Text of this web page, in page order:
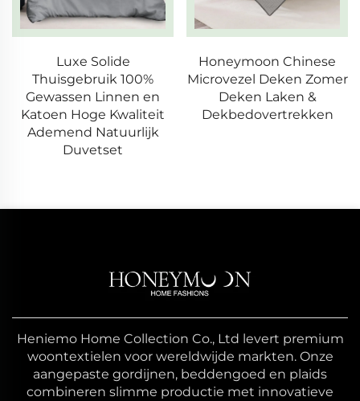
Honeymoon Chinese
Microvezel Deken Zomer
Deken Laken &
Dekbedovertrekken
Honeymoon
Groothandel
Beddengoedset 100%
Katoen Microvezel
Heniemo Home Collection Co., Ltd levert premium
woontextielen voor wereldwijde markten. Onze
aangepaste gordijnen, beddengoed en plaids
combineren slimme productie met innovatieve